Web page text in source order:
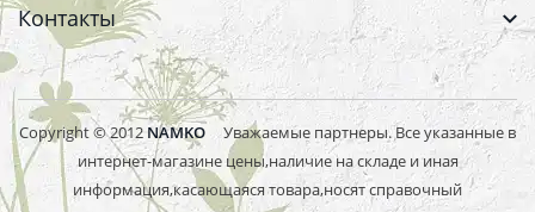
Контакты
Copyright © 2012 NAMKO Уважаемые партнеры. Все указанные в
интернет-магазине цены,наличие на складе и иная
информация,касающаяся товара,носят справочный